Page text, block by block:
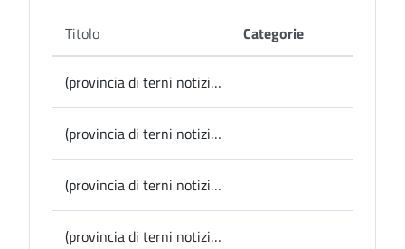
Titolo Categorie
(provincia di terni notizie) Avigliano Umbro, domenica in biblioteca il ricordo di Rino Gaetano per la Giornata contro le mafie
(provincia di terni notizie) Porano, Alice Rohrwacher al teatro Santa Cristina Il Comune ha dedicato una targa al marchese Serafini
(provincia di terni notizie) Narni, il Sindaco Lucarelli annuncia la seconda edizione degli Stati Generali del Turismo e della Cultura: “Nonostante i lodevoli sforzi manca ancora un’identità condivisa”
(provincia di terni notizie) Provincia, viabilità: iniziati i lavori di riqualificazione stradale a Orvieto, Castel Viscardo e Porano